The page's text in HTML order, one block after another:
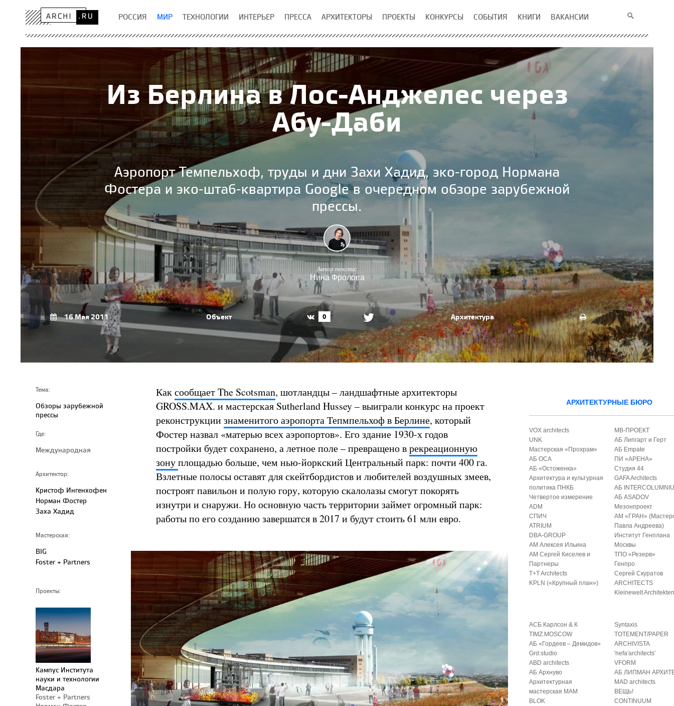
РОССИЯ МИР ТЕХНОЛОГИИ ИНТЕРЬЕР ПРЕССА АРХИТЕКТОРЫ ПРОЕКТЫ КОНКУРСЫ СОБЫТИЯ КНИГИ ВАКАНСИИ
Из Берлина в Лос-Анджелес через
Абу-Даби
Аэропорт Темпельхоф, труды и дни Захи Хадид, эко-город Нормана
Фостера и эко-штаб-квартира Google в очередном обзоре зарубежной
прессы.
Автор текста:
Нина Фролова
16 Мая 2011 Объект 0 Архитектура
Тема:
Обзоры зарубежной
прессы
Где:
Международная
Архитектор:
Кристоф Ингенхофен
Норман Фостер
Заха Хадид
Мастерская:
BIG
Foster + Partners
Проекты:
Кампус Института
науки и технологии
Масдара
Foster + Partners
Каксообщает The Scotsman, шотландцы – ландшафтные архитекторы
GROSS.MAX. и мастерская Sutherland Hussey – выиграли конкурс на проект
реконструкциизнаменитого аэропорта Тепмпельхоф в Берлине, который
Фостер назвал «матерью всех аэропортов». Его здание 1930-х годов
постройки будет сохранено, а летное поле – превращено врекреационную
зонуплощадью больше, чем нью-йоркский Центральный парк: почти 400 га.
Взлетные полосы оставят для скейтбордистов и любителей воздушных змеев,
построят павильон и полую гору, которую скалолазы смогут покорять
изнутри и снаружи. Но основную часть территории займет огромный парк:
работы по его созданию завершатся в 2017 и будут стоить 61 млн евро.
АРХИТЕКТУРНЫЕ БЮРО
VOX architects
UNK
Мастерская «Прохрам»
АБ ОСА
АБ «Остоженка»
Архитектура и культурная
политика ПНКБ
Четвертое измерение
ADM
СПИЧ
ATRIUM
DBA-GROUP
АМ Алексея Ильина
АМ Сергей Киселев и
Партнеры
T+T Architects
KPLN («Крупный план»)
МВ-ПРОЕКТ
АБ Липгарт и Герт
АБ Empate
ПИ «АРЕНА»
Студия 44
GAFA Architects
АБ
АБ ASADOV
Мезонпроект
АМ «ГРАН»
Павла Андреева)
Институт Генплана
Москвы
ТПО «Резерв»
Генпро
Сергей Скуратов
ARCHITECTS
Kleinewelt
АСБ Карлсон & К
TIMZ.MOSCOW
АБ «Гордеев – Демидов»
Grd:studio
ABD architects
АБ Архнуво
Архитектурная
мастерская МАМ
BLOK
Syntaxis
TOTEMENT/PAPER
ARCHIVISTA
′nefa′architects′
VFORM
АБ ЛИПМАН
MAD architects
ВЕЩЬ!
CONTINUUM